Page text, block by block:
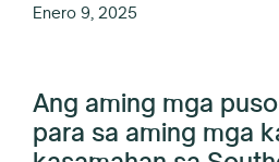
Enero 9, 2025
Ang aming mga
para sa aming mga